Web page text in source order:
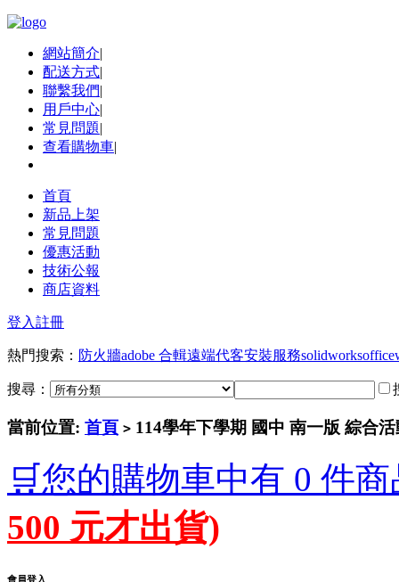
網站簡介|
配送方式|
聯繫我們|
用戶中心|
常見問題|
查看購物車|
首頁
新品上架
常見問題
優惠活動
技術公報
商店資料
登入註冊
熱門搜索： 防火牆adobe 合輯遠端代客安裝服務solidworksoffice
搜尋：
當前位置: 首頁 > 114學年下學期 國中 南一版 綜合
🛒您的購物車中有 0 件
500 元才出貨)
會員登入